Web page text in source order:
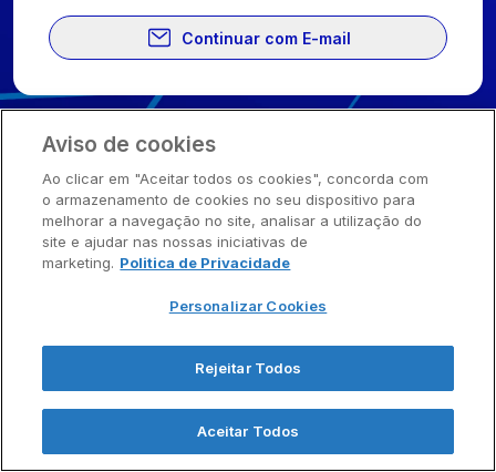
Continuar com E-mail
Sala Vip Apsen2026. Todos os direitos reservados.
Aviso de cookies
Ao clicar em "Aceitar todos os cookies", concorda com
o armazenamento de cookies no seu dispositivo para
melhorar a navegação no site, analisar a utilização do
site e ajudar nas nossas iniciativas de
marketing. Politica de Privacidade
Personalizar Cookies
Rejeitar Todos
Aceitar Todos